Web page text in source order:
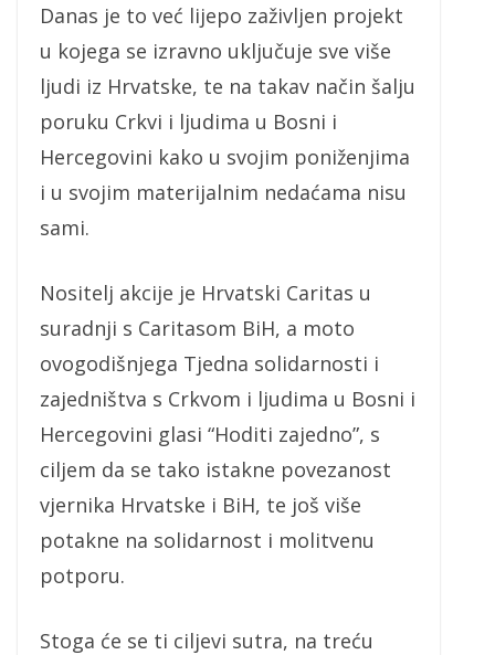
Danas je to već lijepo zaživljen projekt
u kojega se izravno uključuje sve više
ljudi iz Hrvatske, te na takav način šalju
poruku Crkvi i ljudima u Bosni i
Hercegovini kako u svojim poniženjima
i u svojim materijalnim nedaćama nisu
sami.
Nositelj akcije je Hrvatski Caritas u
suradnji s Caritasom BiH, a moto
ovogodišnjega Tjedna solidarnosti i
zajedništva s Crkvom i ljudima u Bosni i
Hercegovini glasi “Hoditi zajedno”, s
ciljem da se tako istakne povezanost
vjernika Hrvatske i BiH, te još više
potakne na solidarnost i molitvenu
potporu.
Stoga će se ti ciljevi sutra, na treću